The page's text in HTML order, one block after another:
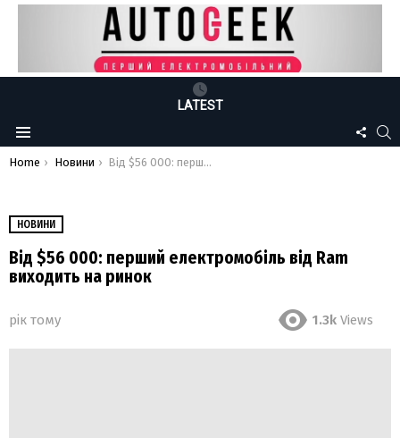
LATEST
Menu
US
You are here:
Home Новини Від $56 000: перший електромобіль від Ram виходить на ринок
НОВИНИ
Від $56 000: перший електромобіль від Ram
виходить на ринок
рік тому 1.3k Views